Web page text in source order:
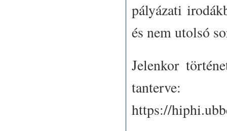
pályázati
és nem utolsó
Jelenkor
tanterve:
https://